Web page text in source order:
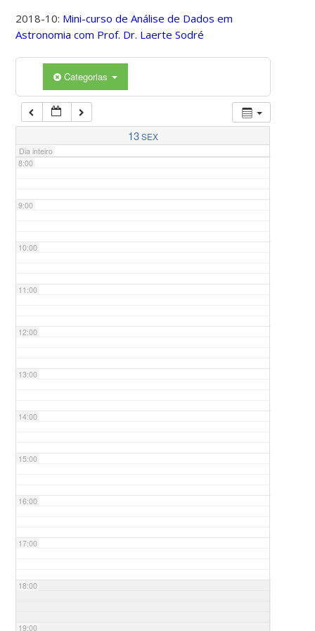
2018-10: Mini-curso de Análise de Dados em
Astronomia com Prof. Dr. Laerte Sodré
Categorias
13SEX
Dia inteiro
5:00
7:00
8:00
9:00
10:00
11:00
12:00
13:00
14:00
15:00
16:00
17:00
18:00
19:00